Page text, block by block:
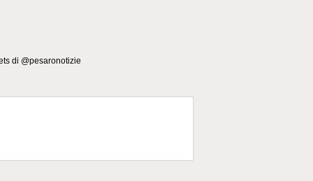
di @pesaronotizie